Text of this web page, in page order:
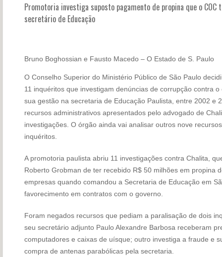
Promotoria investiga suposto pagamento de propina que o
secretário de Educação
Bruno Boghossian e Fausto Macedo – O Estado de S. Paulo
O Conselho Superior do Ministério Público de São Paulo
11 inquéritos que investigam denúncias de corrupção contra
sua gestão na secretaria de Educação Paulista, entre 2002 e
recursos administrativos apresentados pelo advogado de
investigações. O órgão ainda vai analisar outros nove
inquéritos.
A promotoria paulista abriu 11 investigações contra Chalita,
Roberto Grobman de ter recebido R$ 50 milhões em propina
empresas quando comandou a Secretaria de Educação em
favorecimento em contratos com o governo.
Foram negados recursos que pediam a paralisação de dois
seu secretário adjunto Paulo Alexandre Barbosa receberam
computadores e caixas de uísque; outro investiga a fraude e
compra de antenas parabólicas pela secretaria.